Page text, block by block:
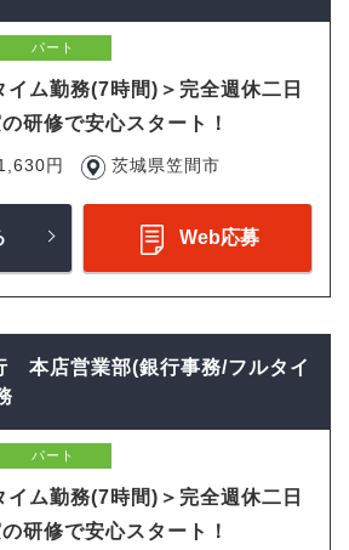
パート
イム勤務(7時間)＞完全週休二日
研修で安心スタート！
円 茨城県笠間市
Web応募
本店営業部(銀行事務/フルタイ
パート
イム勤務(7時間)＞完全週休二日
研修で安心スタート！